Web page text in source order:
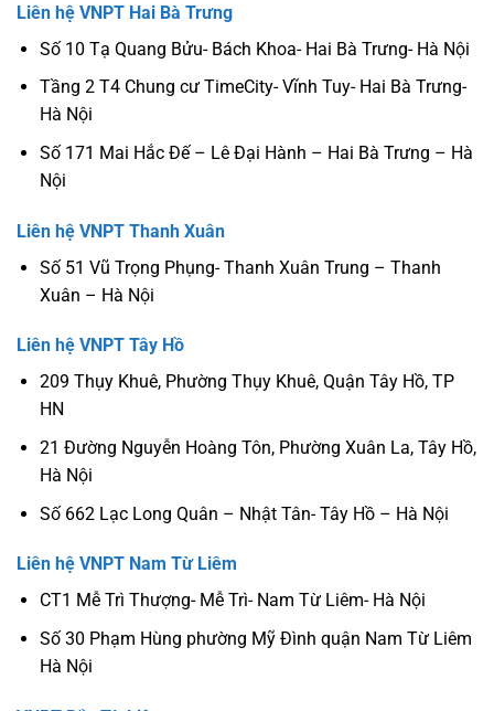
Liên hệ VNPT Hai Bà Trưng
Số 10 Tạ Quang Bửu- Bách Khoa- Hai Bà Trưng- Hà Nội
Tầng 2 T4 Chung cư TimeCity- Vĩnh Tuy- Hai Bà Trưng-
Hà Nội
Số 171 Mai Hắc Đế – Lê Đại Hành – Hai Bà Trưng – Hà
Nội
Liên hệ VNPT Thanh Xuân
Số 51 Vũ Trọng Phụng- Thanh Xuân Trung – Thanh
Xuân – Hà Nội
Liên hệ VNPT Tây Hồ
209 Thụy Khuê, Phường Thụy Khuê, Quận Tây Hồ, TP
HN
21 Đường Nguyễn Hoàng Tôn, Phường Xuân La, Tây Hồ,
Hà Nội
Số 662 Lạc Long Quân – Nhật Tân- Tây Hồ – Hà Nội
Liên hệ VNPT Nam Từ Liêm
CT1 Mễ Trì Thượng- Mễ Trì- Nam Từ Liêm- Hà Nội
Số 30 Phạm Hùng phường Mỹ Đình quận Nam Từ Liêm
Hà Nội